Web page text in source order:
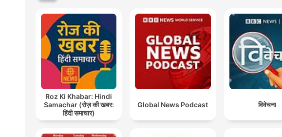
Roz Ki Khabar: Hindi
Samachar (रोज़ की खबर:
हिंदी समाचार)
Global News Podcast विवेचना